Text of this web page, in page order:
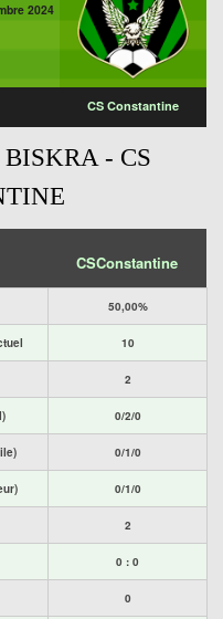
2024
CS Constantine
BISKRA - CS
CSConstantine
50,00%
10
2
0/2/0
0/1/0
0/1/0
2
0 : 0
0